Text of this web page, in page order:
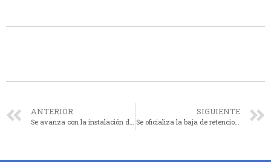
ANTERIOR
Se avanza con la instalación de cámaras de videovigilancia en Cañada de Gómez
SIGUIENTE
Se oficializa la baja de retenciones